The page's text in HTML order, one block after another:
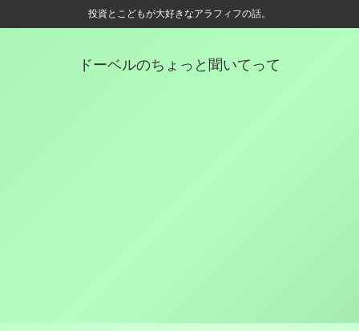
投資とこどもが大好きなアラフィフの話。
ドーベルのちょっと聞いてって